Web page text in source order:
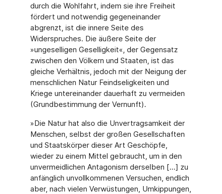
durch die Wohlfahrt, indem sie ihre Freiheit
fördert und notwendig gegeneinander
abgrenzt, ist die innere Seite des
Widerspruches. Die äußere Seite der
»ungeselligen Geselligkeit«, der Gegensatz
zwischen den Völkern und Staaten, ist das
gleiche Verhältnis, jedoch mit der Neigung der
menschlichen Natur Feindseligkeiten und
Kriege untereinander dauerhaft zu vermeiden
(Grundbestimmung der Vernunft).
»Die Natur hat also die Unvertragsamkeit der
Menschen, selbst der großen Gesellschaften
und Staatskörper dieser Art Geschöpfe,
wieder zu einem Mittel gebraucht, um in den
unvermeidlichen Antagonism derselben […] zu
anfänglich unvollkommenen Versuchen, endlich
aber, nach vielen Verwüstungen, Umkippungen,